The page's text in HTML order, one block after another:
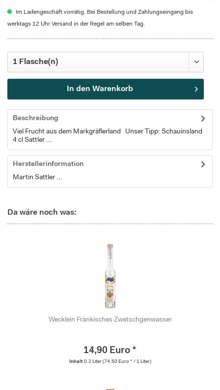
Im Ladengeschäft vorrätig. Bei Bestellung und Zahlungseingang bis
werktags 12 Uhr Versand in der Regel am selben Tag.
In den Warenkorb
Beschreibung
Viel Frucht aus dem Markgräflerland Unser Tipp: Schauinsland
4 cl Sattler ...
Herstellerinformation
Martin Sattler ...
Da wäre noch was:
Wecklein Fränkisches Zwetschgenwasser
14,90 Euro *
Inhalt 0.2 Liter (74,50 Euro * / 1 Liter)